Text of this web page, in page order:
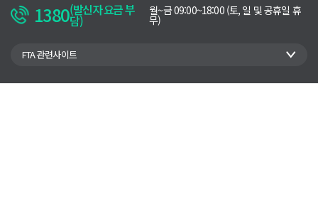
1380(발신자 요금 부
담)
운
영
시
월~금 09:00~18:00 (토, 일 및 공휴일 휴
무)
부
FTA 관련사이트